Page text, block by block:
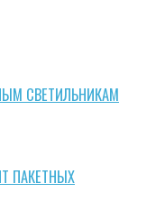
СВЕТИЛЬНИКАМ
ПАКЕТНЫХ